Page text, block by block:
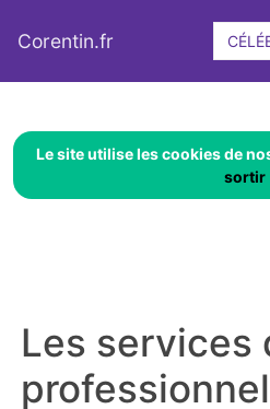
Le site utilise les cookies de
sortir
Corentin.fr
Les services